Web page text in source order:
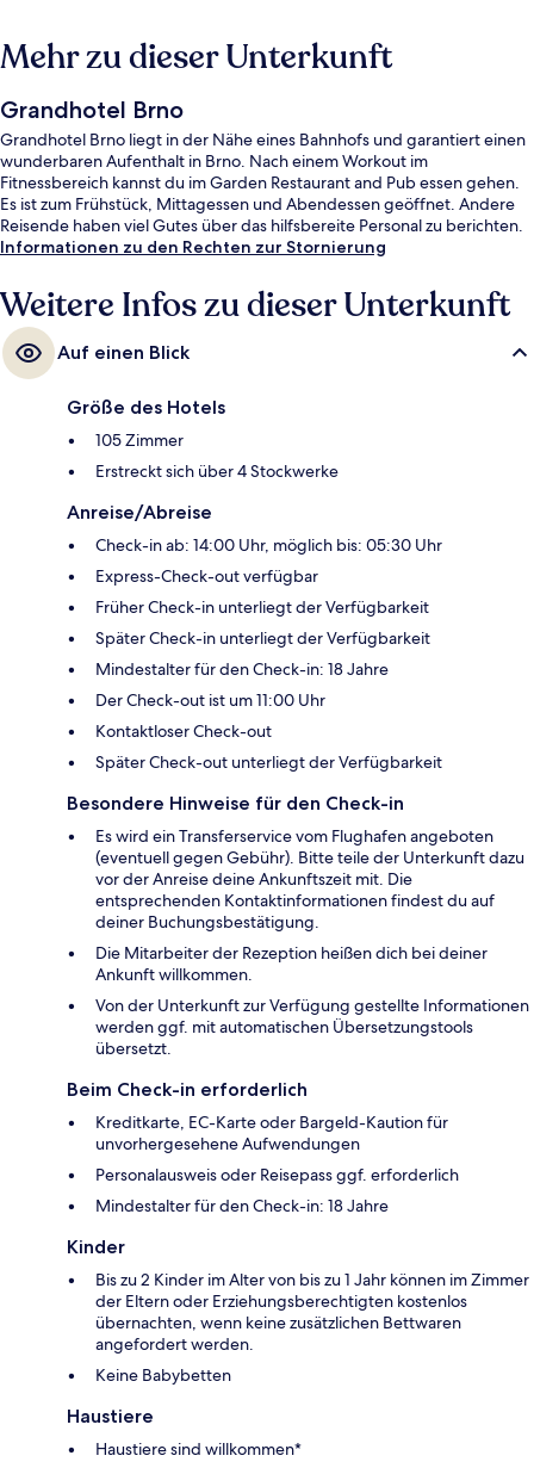
Mehr zu dieser Unterkunft
Grandhotel Brno
Grandhotel Brno liegt in der Nähe eines Bahnhofs und garantiert einen
wunderbaren Aufenthalt in Brno. Nach einem Workout im
Fitnessbereich kannst du im Garden Restaurant and Pub essen gehen.
Es ist zum Frühstück, Mittagessen und Abendessen geöffnet. Andere
Reisende haben viel Gutes über das hilfsbereite Personal zu berichten.
Informationen zu den Rechten zur Stornierung
Weitere Infos zu dieser Unterkunft
Auf einen Blick
Größe des Hotels
105 Zimmer
Erstreckt sich über 4 Stockwerke
Anreise/Abreise
Check-in ab: 14:00 Uhr, möglich bis: 05:30 Uhr
Express-Check-out verfügbar
Früher Check-in unterliegt der Verfügbarkeit
Später Check-in unterliegt der Verfügbarkeit
Mindestalter für den Check-in: 18 Jahre
Der Check-out ist um 11:00 Uhr
Kontaktloser Check-out
Später Check-out unterliegt der Verfügbarkeit
Besondere Hinweise für den Check-in
Es wird ein Transferservice vom Flughafen angeboten
(eventuell gegen Gebühr). Bitte teile der Unterkunft dazu
vor der Anreise deine Ankunftszeit mit. Die
entsprechenden Kontaktinformationen findest du auf
deiner Buchungsbestätigung.
Die Mitarbeiter der Rezeption heißen dich bei deiner
Ankunft willkommen.
Von der Unterkunft zur Verfügung gestellte Informationen
werden ggf. mit automatischen Übersetzungstools
übersetzt.
Beim Check-in erforderlich
Kreditkarte, EC-Karte oder Bargeld-Kaution für
unvorhergesehene Aufwendungen
Personalausweis oder Reisepass ggf. erforderlich
Mindestalter für den Check-in: 18 Jahre
Kinder
Bis zu 2 Kinder im Alter von bis zu 1 Jahr können im Zimmer
der Eltern oder Erziehungsberechtigten kostenlos
übernachten, wenn keine zusätzlichen Bettwaren
angefordert werden.
Keine Babybetten
Haustiere
Haustiere sind willkommen*